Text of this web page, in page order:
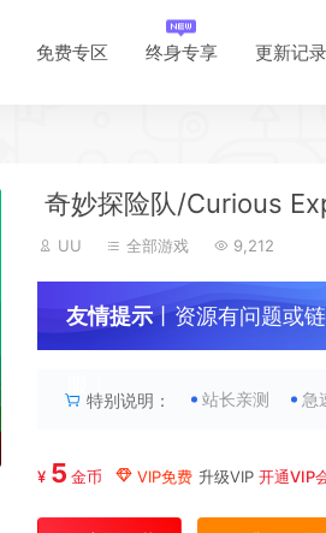
免费专区 终身专享 更新记录
奇妙探险队/Curious
UU 全部游戏 9,212
友情提示丨资源有问题或
特别说明： 站长亲测 急
¥ 5 金币 VIP免费 升级VIP 开通VIP